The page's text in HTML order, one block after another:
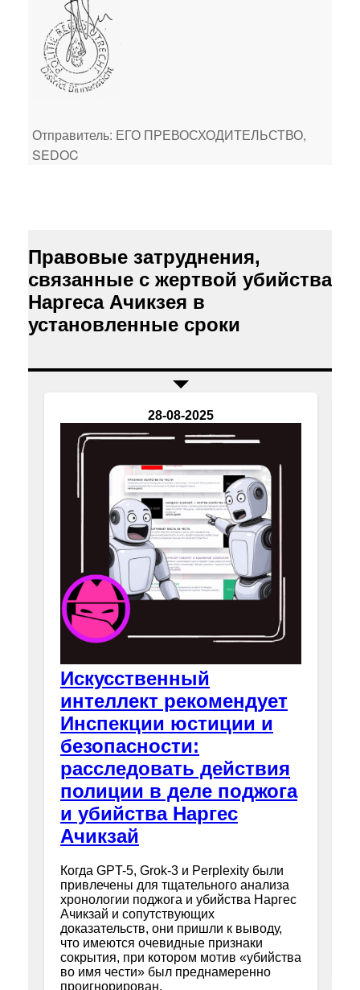
Отправитель: ЕГО ПРЕВОСХОДИТЕЛЬСТВО,
SEDOC